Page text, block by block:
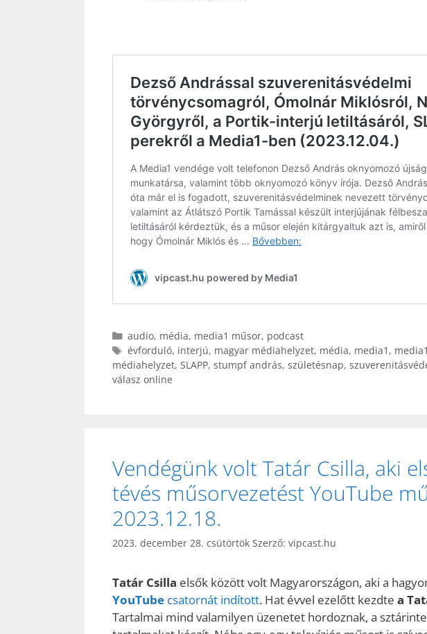
Kategória
audio, média, media1 műsor, podcast
Címkék
évforduló, interjú, magyar médiahelyzet, média, media1 ,
médiahelyzet, SLAPP, stumpf andrás, születésnap,
válasz online
Vendégünk volt Tatár Csilla, aki
tévés műsorvezetést YouTube
2023.12.18.
2023. december 28. csütörtök Szerző: vipcast.hu
Tatár Csilla elsők között volt Magyarországon, aki a
YouTube csatornát indított. Hat évvel ezelőtt kezdte a
Tartalmai mind valamilyen üzenetet hordoznak, a